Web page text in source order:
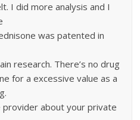
I did more analysis and I
was patented in
research. There’s no drug
for a excessive value as a
provider about your private